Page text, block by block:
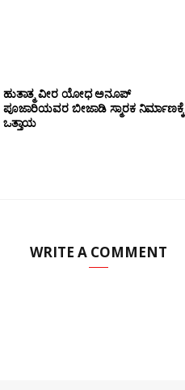
ಹುತಾತ್ಮ ವೀರ ಯೋಧ ಅನೂಪ್
ಪೂಜಾರಿಯವರ ಬೀಜಾಡಿ ಸ್ಮಾರಕ ನಿರ್ಮಾಣಕ್ಕೆ
ಒತ್ತಾಯ
WRITE A COMMENT